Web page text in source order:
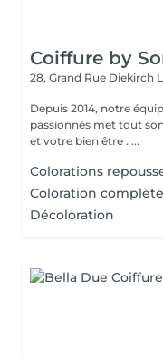
Coiffure by
28, Grand Rue Diekirch
Depuis 2014, notre
passionnés met tout
et votre bien être . ...
Colorations
Coloration complète
Décoloration